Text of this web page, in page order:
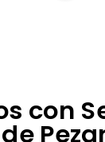
con